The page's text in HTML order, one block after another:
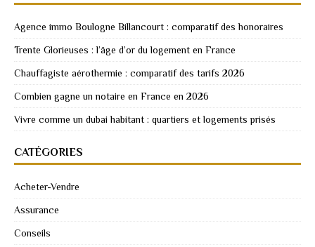
Agence immo Boulogne Billancourt : comparatif des honoraires
Trente Glorieuses : l’âge d’or du logement en France
Chauffagiste aérothermie : comparatif des tarifs 2026
Combien gagne un notaire en France en 2026
Vivre comme un dubai habitant : quartiers et logements prisés
CATÉGORIES
Acheter-Vendre
Assurance
Conseils